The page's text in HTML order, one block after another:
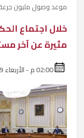
موعد وصول مليون
خلال اجتماع
مثيرة عن آخر